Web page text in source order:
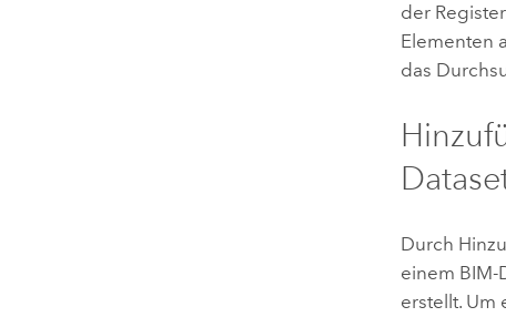
der
Elementen
das
Durch
einem
erstellt. Um